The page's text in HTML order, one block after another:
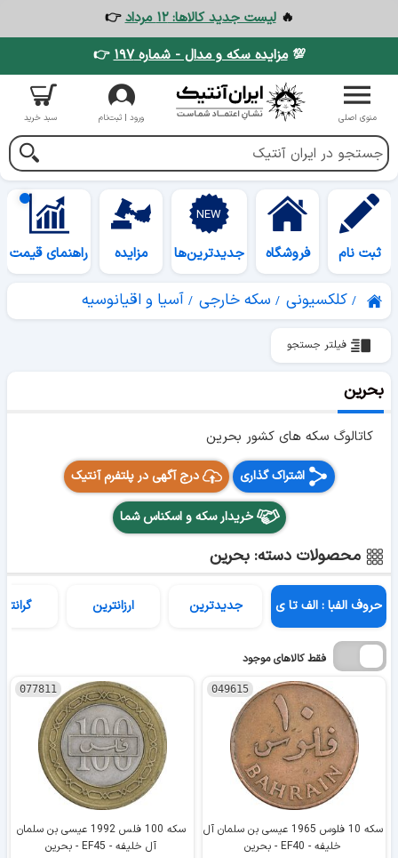
🔥لیست جدید کالاها: ۱۲ مرداد
👉
💯مزایده سکه و مدال - شماره ۱۹۷ 👉
منوی اصلی ورود | ثبت‌نام سبد خرید
ثبت نام فروشگاه جدیدترین‌ها مزایده راهنمای قیمت
کلکسیونی سکه خارجی آسیا و اقیانوسیه
فیلتر جستجو
بحرین
کاتالوگ سکه های کشور بحرین
اشتراک گذاری درج آگهی در پلتفرم آنتیک
خریدار سکه و اسکناس شما
محصولات دسته: بحرین
حروف الفبا : الف تا ی جدیدترین ارزانترین
فقط کالاهای موجود
049615
سکه 10 فلوس 1965 عیسی بن سلمان آل
خلیفه - EF40 - بحرین
077811
سکه 100 فلس 1992 عیسی بن سلمان
آل خلیفه - EF45 - بحرین